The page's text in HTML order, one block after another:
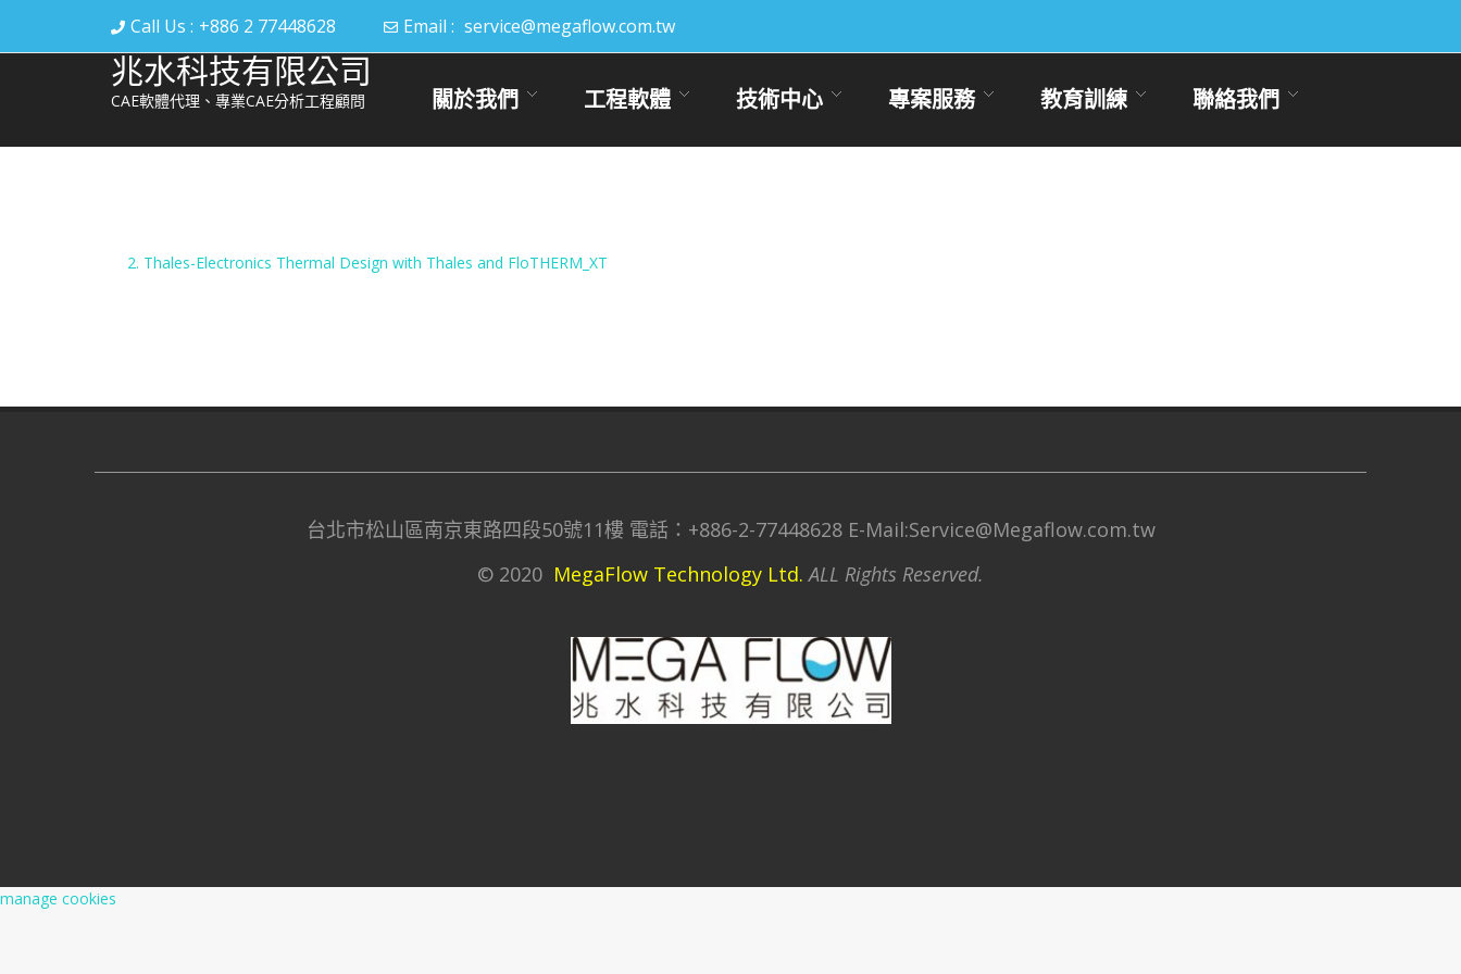
Call Us : +886 2 77448628 Email : service@megaflow.com.tw
兆水科技有限公司
CAE軟體代理、專業CAE分析工程顧問 關於我們 工程軟體 技術中心 專案服務 教育訓練 聯絡我們
2. Thales-Electronics Thermal Design with Thales and FloTHERM_XT
台北市松山區南京東路四段50號11樓 電話：+886-2-77448628 E-Mail:Service@Megaflow.com.tw
© 2020 MegaFlow Technology Ltd. ALL Rights Reserved.
manage cookies